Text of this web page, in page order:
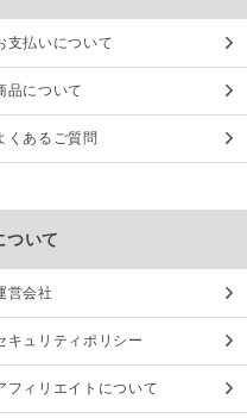
支払いについて
品について
くあるご質問
ついて
営会社
キュリティポリシー
フィリエイトについて